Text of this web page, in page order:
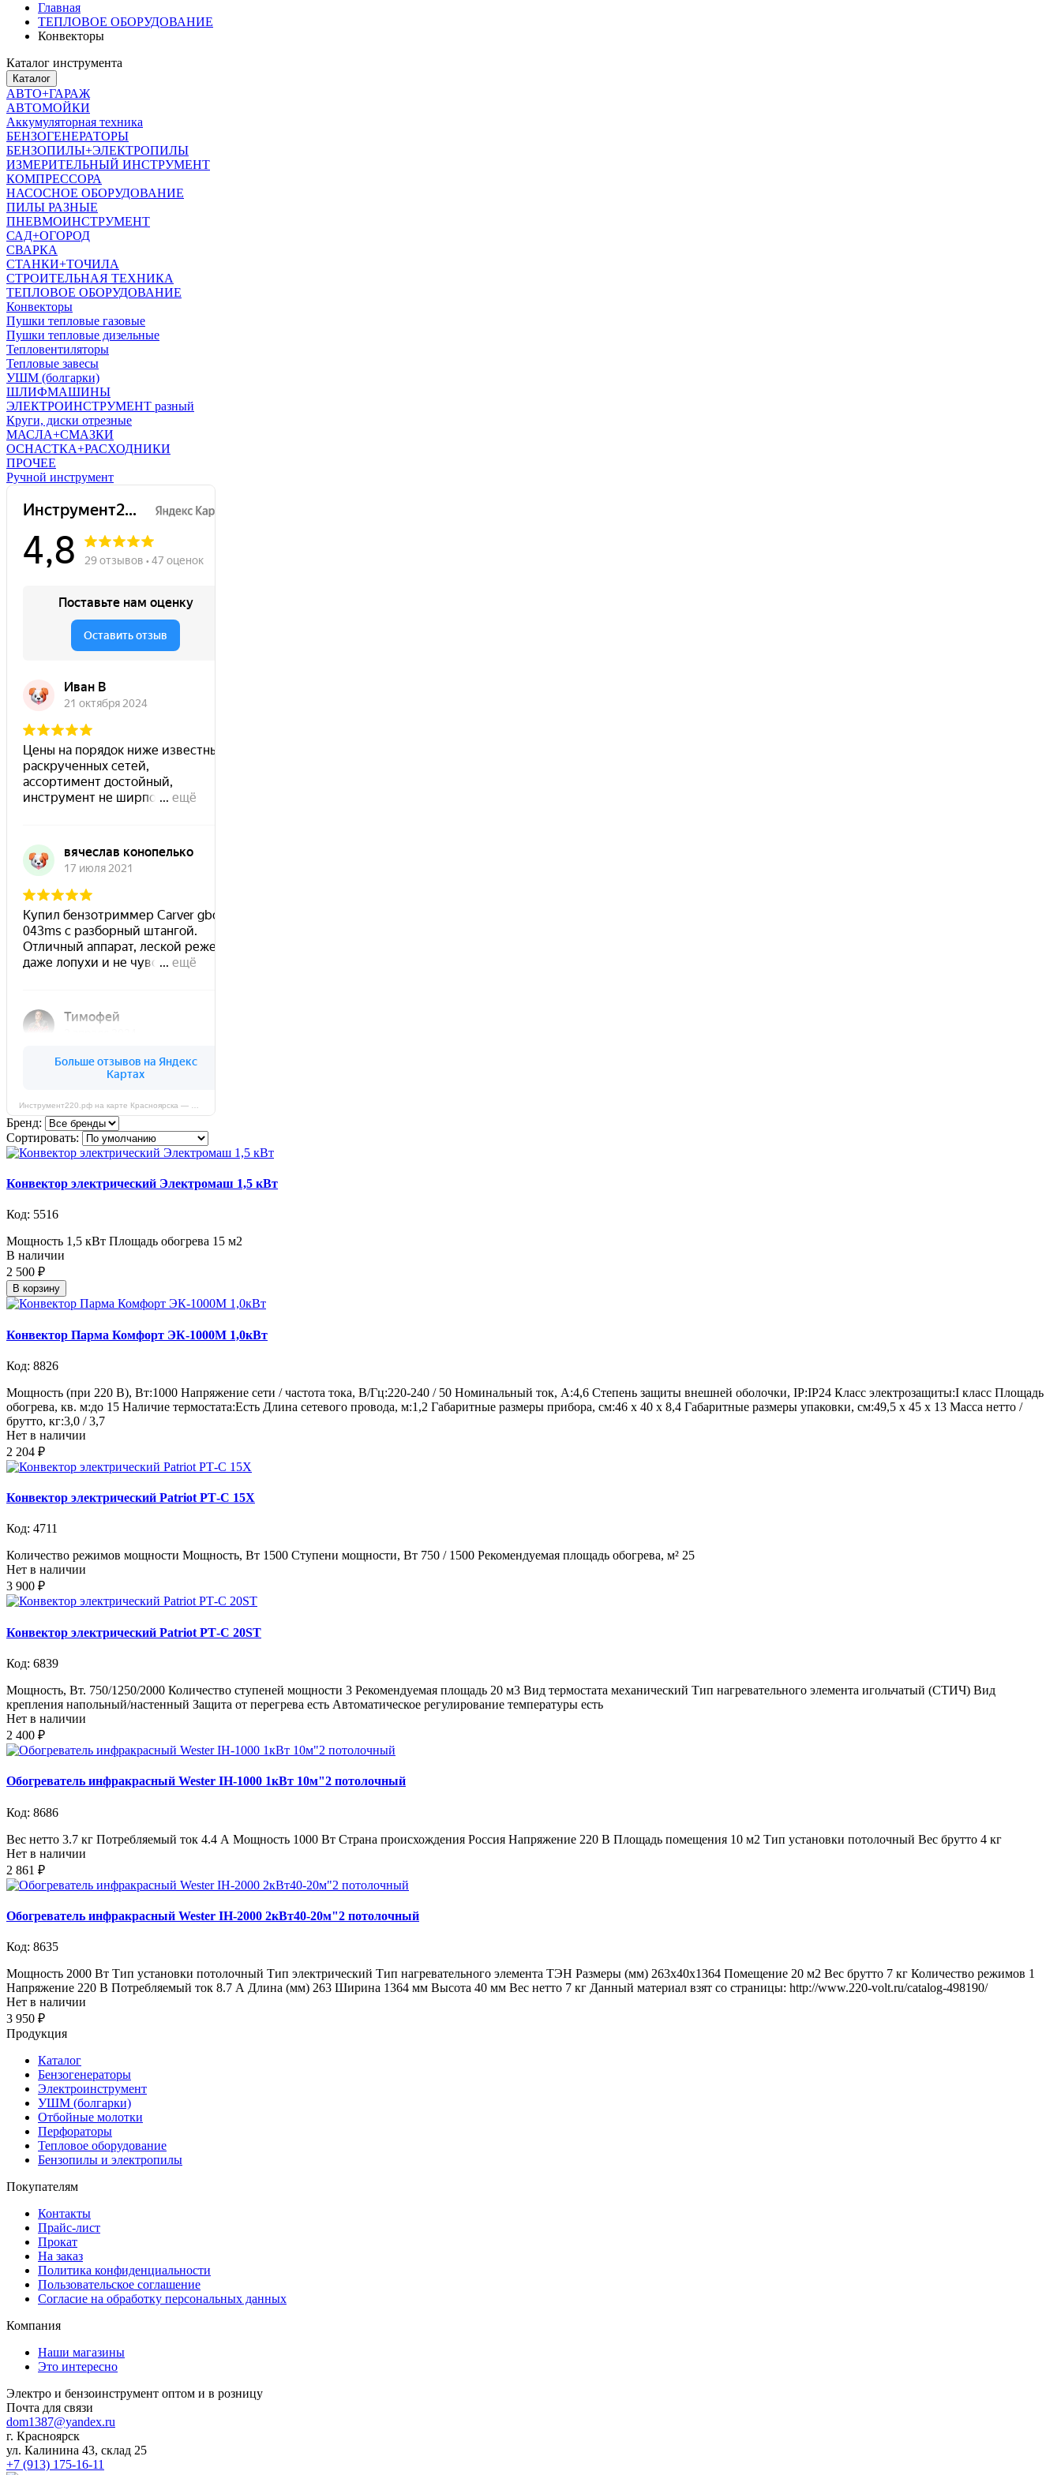
Главная
ТЕПЛОВОЕ ОБОРУДОВАНИЕ
Конвекторы
Каталог инструмента
Каталог
АВТО+ГАРАЖ
АВТОМОЙКИ
Аккумуляторная техника
БЕНЗОГЕНЕРАТОРЫ
БЕНЗОПИЛЫ+ЭЛЕКТРОПИЛЫ
ИЗМЕРИТЕЛЬНЫЙ ИНСТРУМЕНТ
КОМПРЕССОРА
НАСОСНОЕ ОБОРУДОВАНИЕ
ПИЛЫ РАЗНЫЕ
ПНЕВМОИНСТРУМЕНТ
САД+ОГОРОД
СВАРКА
СТАНКИ+ТОЧИЛА
СТРОИТЕЛЬНАЯ ТЕХНИКА
ТЕПЛОВОЕ ОБОРУДОВАНИЕ
Конвекторы
Пушки тепловые газовые
Пушки тепловые дизельные
Тепловентиляторы
Тепловые завесы
УШМ (болгарки)
ШЛИФМАШИНЫ
ЭЛЕКТРОИНСТРУМЕНТ разный
Круги, диски отрезные
МАСЛА+СМАЗКИ
ОСНАСТКА+РАСХОДНИКИ
ПРОЧЕЕ
Ручной инструмент
Бренд:
Сортировать:
Конвектор электрический Электромаш 1,5 кВт
Код: 5516
Мощность 1,5 кВт Площадь обогрева 15 м2
В наличии
2 500 ₽
В корзину
Конвектор Парма Комфорт ЭК-1000М 1,0кВт
Код: 8826
Мощность (при 220 В), Вт:1000 Напряжение сети / частота тока, В/Гц:220-240 / 50 Номинальный ток, А:4,6 Степень защиты внешней оболочки, IP:IP24 Класс электрозащиты:I класс Площадь
обогрева, кв. м:до 15 Наличие термостата:Есть Длина сетевого провода, м:1,2 Габаритные размеры прибора, см:46 х 40 х 8,4 Габаритные размеры упаковки, см:49,5 х 45 х 13 Масса нетто /
брутто, кг:3,0 / 3,7
Нет в наличии
2 204 ₽
Конвектор электрический Patriot PТ-С 15X
Код: 4711
Количество режимов мощности Мощность, Вт 1500 Ступени мощности, Вт 750 / 1500 Рекомендуемая площадь обогрева, м² 25
Нет в наличии
3 900 ₽
Конвектор электрический Patriot PТ-С 20ST
Код: 6839
Мощность, Вт. 750/1250/2000 Количество ступеней мощности 3 Рекомендуемая площадь 20 м3 Вид термостата механический Тип нагревательного элемента игольчатый (СТИЧ) Вид
крепления напольный/настенный Защита от перегрева есть Автоматическое регулирование температуры есть
Нет в наличии
2 400 ₽
Обогреватель инфракрасный Wester IH-1000 1кВт 10м"2 потолочный
Код: 8686
Вес нетто 3.7 кг Потребляемый ток 4.4 А Мощность 1000 Вт Страна происхождения Россия Напряжение 220 В Площадь помещения 10 м2 Тип установки потолочный Вес брутто 4 кг
Нет в наличии
2 861 ₽
Обогреватель инфракрасный Wester IH-2000 2кВт40-20м"2 потолочный
Код: 8635
Мощность 2000 Вт Тип установки потолочный Тип электрический Тип нагревательного элемента ТЭН Размеры (мм) 263х40х1364 Помещение 20 м2 Вес брутто 7 кг Количество режимов 1
Напряжение 220 В Потребляемый ток 8.7 А Длина (мм) 263 Ширина 1364 мм Высота 40 мм Вес нетто 7 кг Данный материал взят со страницы: http://www.220-volt.ru/catalog-498190/
Нет в наличии
3 950 ₽
Продукция
Каталог
Бензогенераторы
Электроинструмент
УШМ (болгарки)
Отбойные молотки
Перфораторы
Тепловое оборудование
Бензопилы и электропилы
Покупателям
Контакты
Прайс-лист
Прокат
На заказ
Политика конфиденциальности
Пользовательское соглашение
Согласие на обработку персональных данных
Компания
Наши магазины
Это интересно
Электро и бензоинструмент оптом и в розницу
Почта для связи
dom1387@yandex.ru
г. Красноярск
ул. Калинина 43, склад 25
+7 (913) 175-16-11